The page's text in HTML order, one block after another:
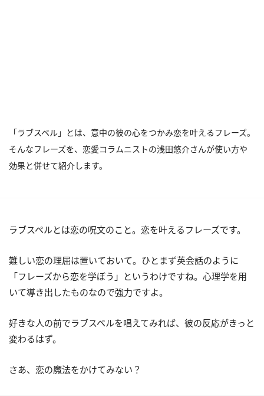
「ラブスペル」とは、意中の彼の心をつかみ恋を叶えるフレーズ。
そんなフレーズを、恋愛コラムニストの浅田悠介さんが使い方や
効果と併せて紹介します。
ラブスペルとは恋の呪文のこと。恋を叶えるフレーズです。
難しい恋の理屈は置いておいて。ひとまず英会話のように
「フレーズから恋を学ぼう」というわけですね。心理学を用
いて導き出したものなので強力ですよ。
好きな人の前でラブスペルを唱えてみれば、彼の反応がきっと
変わるはず。
さあ、恋の魔法をかけてみない？